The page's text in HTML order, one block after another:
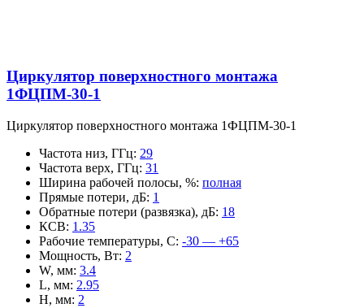
Циркулятор поверхностного монтажа
1ФЦПМ-30-1
Циркулятор поверхностного монтажа 1ФЦПМ-30-1
Частота низ, ГГц: 29
Частота верх, ГГц: 31
Ширина рабочей полосы, %: полная
Прямые потери, дБ: 1
Обратные потери (развязка), дБ: 18
КСВ: 1.35
Рабочие температуры, С: -30 — +65
Мощность, Вт: 2
W, мм: 3.4
L, мм: 2.95
H, мм: 2